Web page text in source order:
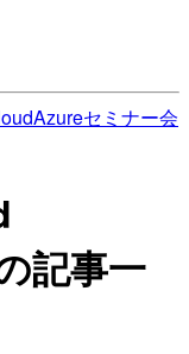
Azureセミナー会
記事一